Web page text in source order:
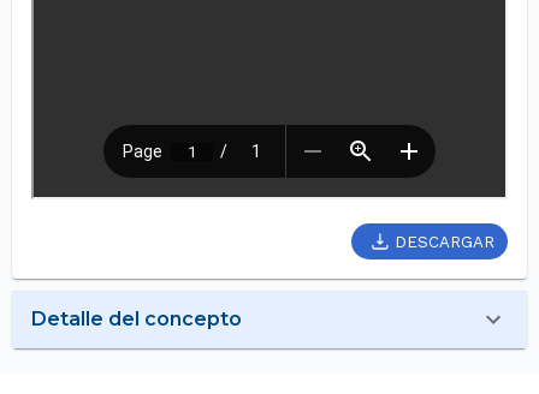
DESCARGAR
Detalle del concepto